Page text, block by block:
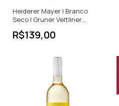
Heiderer Mayer | Branco
Seco | Gruner Veltliner
Wagram | Áustria | 750ml
R$139,00